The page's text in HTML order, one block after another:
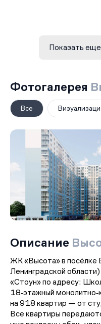
Показать
Фотогалерея
Все
Описание
ЖК «Высота» в посёлке
Ленинградской
«Стоун» по адресу:
18‑этажный
на 918 квартир — от
Все квартиры